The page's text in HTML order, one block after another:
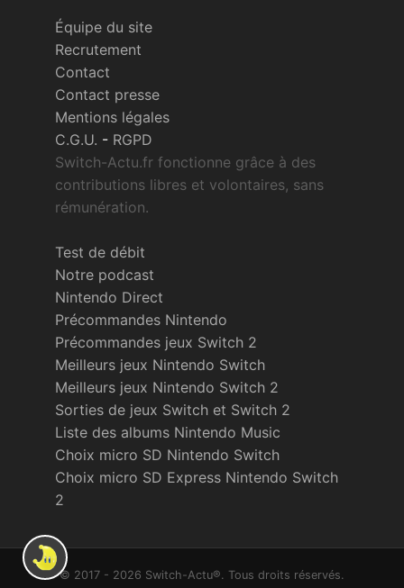
Équipe du site
Recrutement
Contact
Contact presse
Mentions légales
C.G.U. - RGPD
Switch-Actu.fr fonctionne grâce à des
contributions libres et volontaires, sans
rémunération.
Test de débit
Notre podcast
Nintendo Direct
Précommandes Nintendo
Précommandes jeux Switch 2
Meilleurs jeux Nintendo Switch
Meilleurs jeux Nintendo Switch 2
Sorties de jeux Switch et Switch 2
Liste des albums Nintendo Music
Choix micro SD Nintendo Switch
Choix micro SD Express Nintendo Switch
2
© 2017 - 2026 Switch-Actu®. Tous droits réservés.